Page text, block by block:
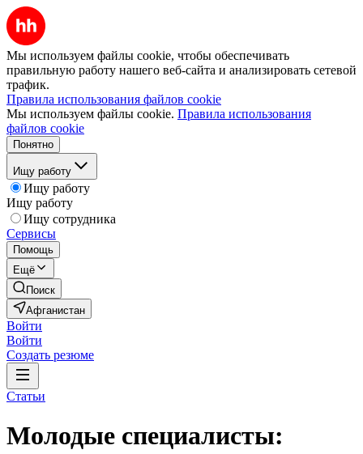
Мы используем файлы cookie, чтобы обеспечивать
правильную работу нашего веб-сайта и анализировать сетевой
трафик.
Правила использования файлов cookie
Мы используем файлы cookie. Правила использования
файлов cookie
Понятно
Ищу работу
Ищу работу
Ищу работу
Ищу сотрудника
Сервисы
Помощь
Ещё
Поиск
Афганистан
Войти
Войти
Создать резюме
Статьи
Молодые специалисты: